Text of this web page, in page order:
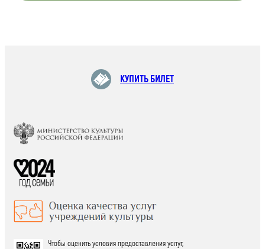
КУПИТЬ БИЛЕТ
Чтобы оценить условия предоставления услуг,